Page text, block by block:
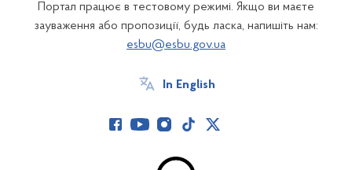
Портал працює в тестовому режимі. Якщо ви маєте
зауваження або пропозиції, будь ласка, напишіть нам:
esbu@esbu.gov.ua
In English